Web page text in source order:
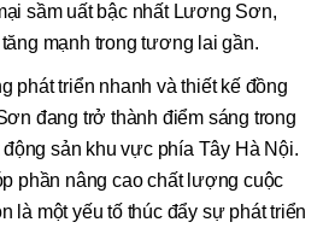
sầm uất bậc nhất Lương Sơn,
mạnh trong tương lai gần.
phát triển nhanh và thiết kế đồng
đang trở thành điểm sáng trong
sản khu vực phía Tây Hà Nội.
phần nâng cao chất lượng cuộc
là một yếu tố thúc đẩy sự phát triển